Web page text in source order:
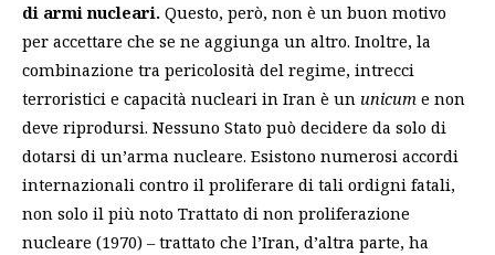
di armi nucleari. Questo, però, non è un buon motivo
per accettare che se ne aggiunga un altro. Inoltre, la
combinazione tra pericolosità del regime, intrecci
terroristici e capacità nucleari in Iran è un unicum e non
deve riprodursi. Nessuno Stato può decidere da solo di
dotarsi di un’arma nucleare. Esistono numerosi accordi
internazionali contro il proliferare di tali ordigni fatali,
non solo il più noto Trattato di non proliferazione
nucleare (1970) – trattato che l’Iran, d’altra parte, ha